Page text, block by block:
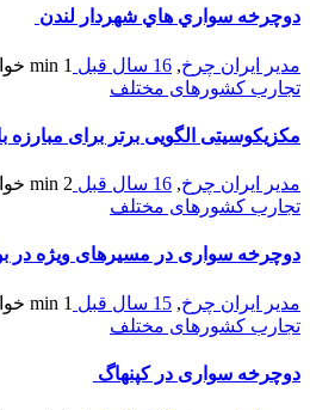
دوچرخه سواري هاي شهردار لندن
مدیر ایران چرخ, 16 سال قبل 1 min
تجارب کشورهای مختلف
مكزیكوسیتی الگویی برتر برای مبارزه
مدیر ایران چرخ, 16 سال قبل 2 min
تجارب کشورهای مختلف
دوچرخه سواری در مسیرهای ویژه در
مدیر ایران چرخ, 15 سال قبل 1 min
تجارب کشورهای مختلف
دوچرخه سواری در کپنهاگ